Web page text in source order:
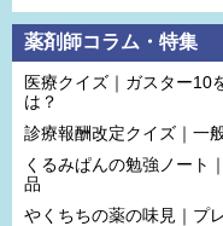
薬剤師コラム・特集
医療クイズ｜ガスター10
は？
診療報酬改定クイズ｜一
くるみぱんの勉強ノート
品
やくちちの薬の味見｜プ